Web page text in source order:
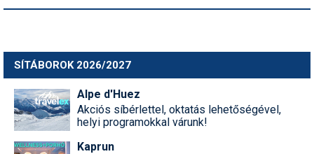
SÍTÁBOROK 2026/2027
Alpe d'Huez
Akciós síbérlettel, oktatás lehetőségével,
helyi programokkal várunk!
Kaprun